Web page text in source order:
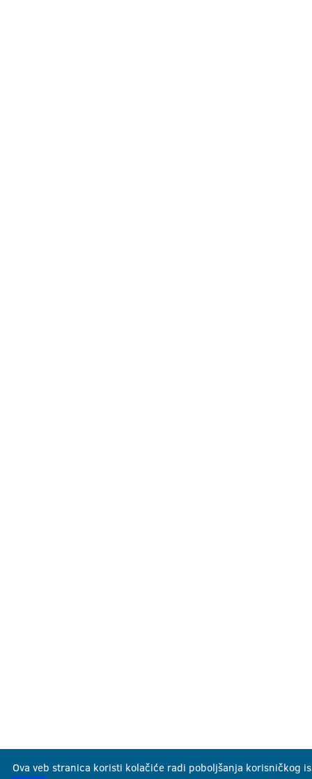
Ova veb stranica koristi kolačiće radi poboljšanja korisničkog